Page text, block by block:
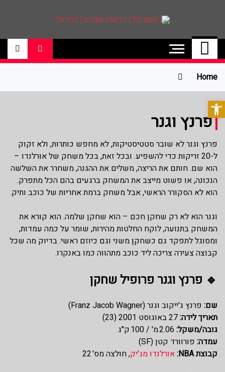
פתח סרגל נגישות
ג'אמפ בול | חדשות
ספורט | כדורסל
אתר גאמפ בול ישראל אתר חדשות ספורט
כדורסל האתר מסקר את ליגות הכדורסל
הטובות בעולם ליגת הנבא, ליגת העל
בכדורסל , יורוליג, ועוד. לפרטים היכנסו לאתר
Home
פרנץ וגנר
פרנץ וגנר לא שובר סטטיסטיקות, לא מחפש כותרות, ולא זקוק
ל-20 זריקות כדי להשפיע. ובכל זאת, בכל משחק של אורלנדו –
הוא שם. חותם את הריצה, משלים את ההגנה, משחרר את השלשה
הנכונה, או פשוט מייצב את המשחק ברגעים בהם הכל מתפרק.
הוא לא הסקורר הראשי, אבל משחק ברמת אחריות של כוכב ותיק.
וגנר הוא לא רק שחקן חכם – הוא שחקן שלמה. הוא קורא את
המשחק בתנועה, לוקח החלטות מהירות, שומר על כמה עמדות,
ומסוגל לתפקד גם כשחקן משני וגם כיוזם ראשי. בדיוק מה שכל
קבוצה צעירה צריכה ליד כוכב מתהווה כמו באנקרו.
🔹 פרנץ וגנר פרופיל שחקן
שם: פרנץ ג'ייקוב וגנר (Franz Jacob Wagner)
תאריך לידה:
גובה/משקל:
עמדה: פורוורד קטן (SF)
קבוצת NBA:
אורלנדו מג'יק, חולצה מס' 22